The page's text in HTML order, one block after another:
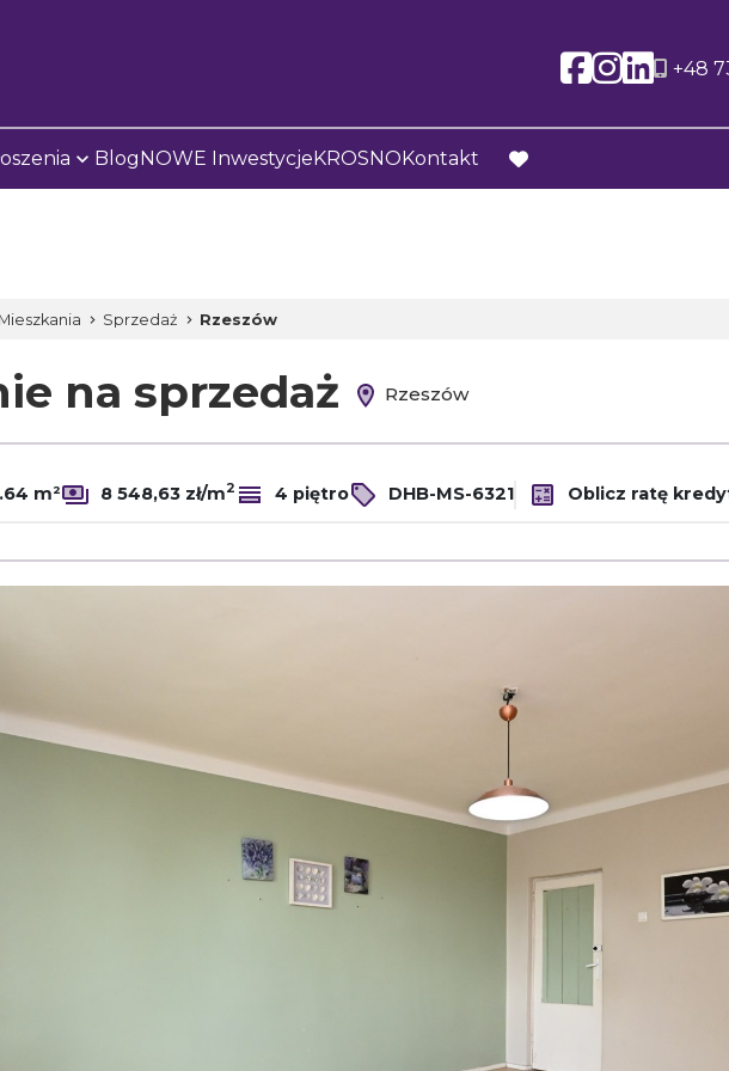
Social
+48
BlogNOWE InwestycjeKROSNOKontakt
favorite
Mieszkania Sprzedaż Rzeszów
na sprzedaż Rzeszów
m² 8 548,63 zł/m2 4 piętro DHB-MS-6321 Oblicz ratę